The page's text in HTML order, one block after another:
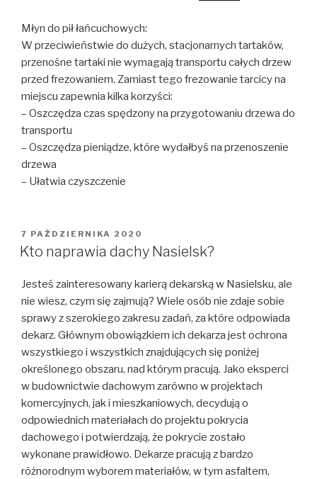
Młyn do pił łańcuchowych:
W przeciwieństwie do dużych, stacjonarnych tartaków,
przenośne tartaki nie wymagają transportu całych drzew
przed frezowaniem. Zamiast tego frezowanie tarcicy na
miejscu zapewnia kilka korzyści:
– Oszczędza czas spędzony na przygotowaniu drzewa do
transportu
– Oszczędza pieniądze, które wydałbyś na przenoszenie
drzewa
– Ułatwia czyszczenie
OPUBLIKOWANE
W
7 PAŹDZIERNIKA 2020
Kto naprawia dachy Nasielsk?
Jesteś zainteresowany karierą dekarską w Nasielsku, ale
nie wiesz, czym się zajmują? Wiele osób nie zdaje sobie
sprawy z szerokiego zakresu zadań, za które odpowiada
dekarz. Głównym obowiązkiem ich dekarza jest ochrona
wszystkiego i wszystkich znajdujących się poniżej
określonego obszaru, nad którym pracują. Jako eksperci
w budownictwie dachowym zarówno w projektach
komercyjnych, jak i mieszkaniowych, decydują o
odpowiednich materiałach do projektu pokrycia
dachowego i potwierdzają, że pokrycie zostało
wykonane prawidłowo. Dekarze pracują z bardzo
różnorodnym wyborem materiałów, w tym asfaltem,